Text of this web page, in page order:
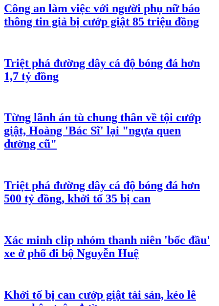
Công an làm việc với người phụ nữ báo
thông tin giả bị cướp giật 85 triệu đồng
Triệt phá đường dây cá độ bóng đá hơn
1,7 tỷ đồng
Từng lãnh án tù chung thân về tội cướp
giật, Hoàng 'Bác Sĩ' lại "ngựa quen
đường cũ"
Triệt phá đường dây cá độ bóng đá hơn
500 tỷ đồng, khởi tố 35 bị can
Xác minh clip nhóm thanh niên 'bốc đầu'
xe ở phố đi bộ Nguyễn Huệ
Khởi tố bị can cướp giật tài sản, kéo lê